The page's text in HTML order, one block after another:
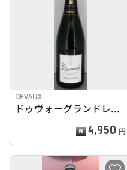
DEVAUX
ドゥヴォーグランドレゼルヴ
4,950 円